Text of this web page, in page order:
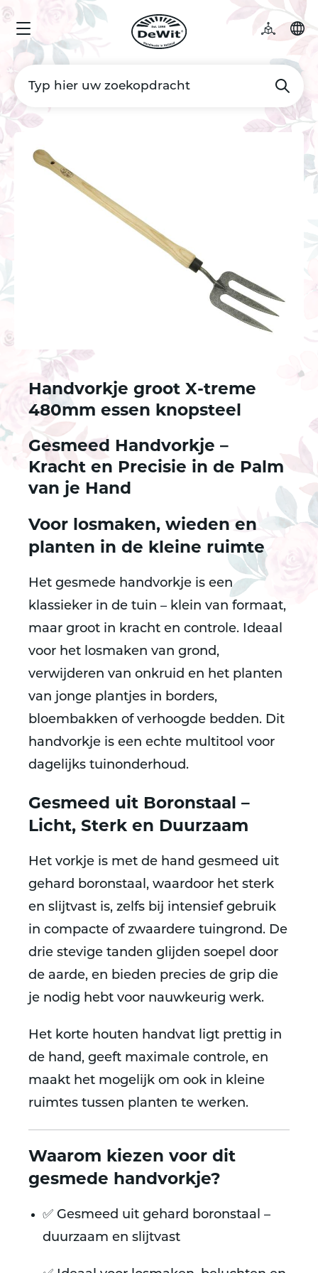
Handvorkje groot X-treme
480mm essen knopsteel
Gesmeed Handvorkje –
Kracht en Precisie in de Palm
van je Hand
Voor losmaken, wieden en
planten in de kleine ruimte
Het gesmede handvorkje is een
klassieker in de tuin – klein van formaat,
maar groot in kracht en controle. Ideaal
voor het losmaken van grond,
verwijderen van onkruid en het planten
van jonge plantjes in borders,
bloembakken of verhoogde bedden. Dit
handvorkje is een echte multitool voor
dagelijks tuinonderhoud.
Gesmeed uit Boronstaal –
Licht, Sterk en Duurzaam
Het vorkje is met de hand gesmeed uit
gehard boronstaal, waardoor het sterk
en slijtvast is, zelfs bij intensief gebruik
in compacte of zwaardere tuingrond. De
drie stevige tanden glijden soepel door
de aarde, en bieden precies de grip die
je nodig hebt voor nauwkeurig werk.
Het korte houten handvat ligt prettig in
de hand, geeft maximale controle, en
maakt het mogelijk om ook in kleine
ruimtes tussen planten te werken.
Waarom kiezen voor dit
gesmede handvorkje?
✅ Gesmeed uit gehard boronstaal –
duurzaam en slijtvast